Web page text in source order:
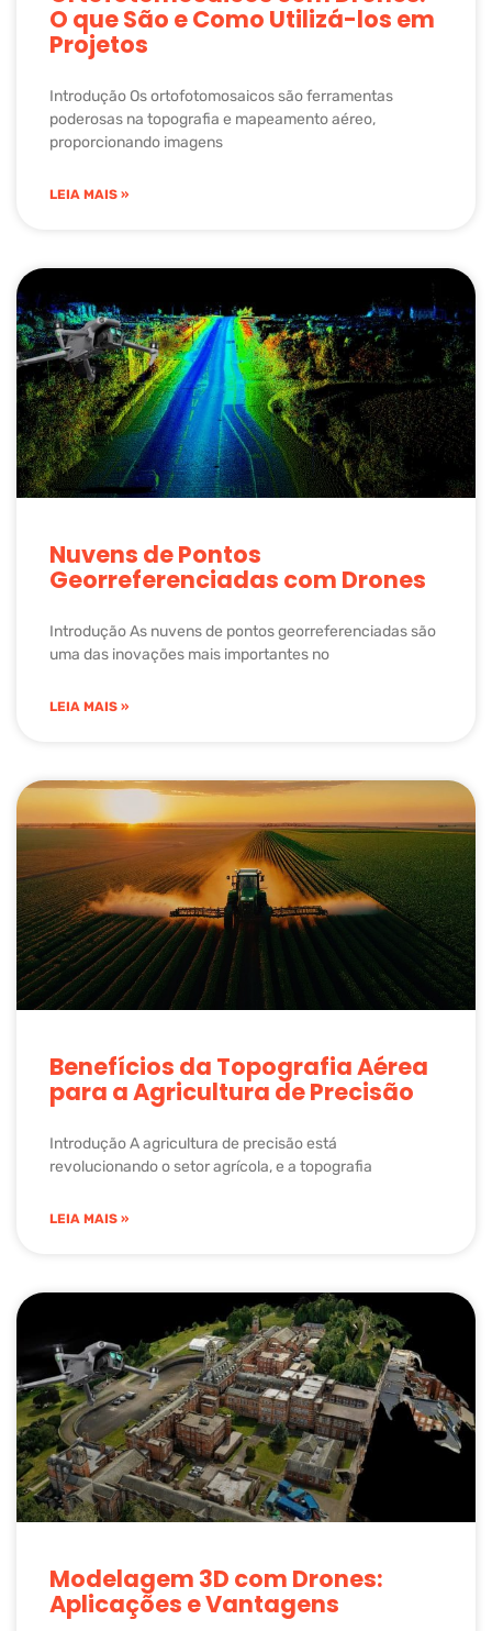
O que São e Como Utilizá-los em
Projetos
Introdução Os ortofotomosaicos são ferramentas
poderosas na topografia e mapeamento aéreo,
proporcionando imagens
LEIA MAIS »
Nuvens de Pontos
Georreferenciadas com Drones
Introdução As nuvens de pontos georreferenciadas são
uma das inovações mais importantes no
LEIA MAIS »
Benefícios da Topografia Aérea
para a Agricultura de Precisão
Introdução A agricultura de precisão está
revolucionando o setor agrícola, e a topografia
LEIA MAIS »
Modelagem 3D com Drones:
Aplicações e Vantagens